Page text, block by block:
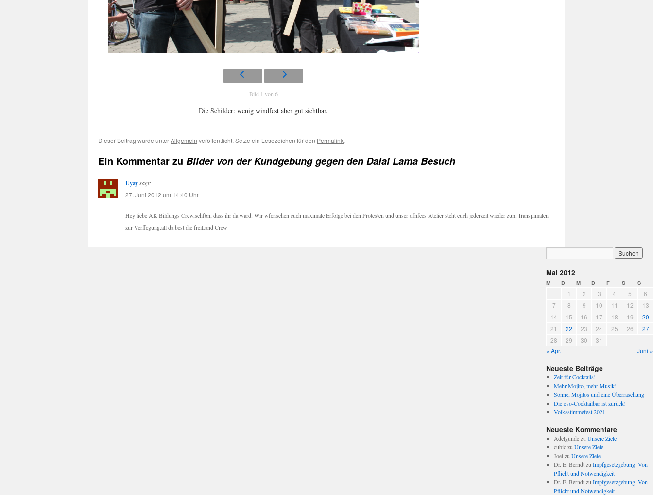
Bild 1 von 6
Die Schilder: wenig windfest aber gut sichtbar.
Dieser Beitrag wurde unterAllgemein veröffentlicht. Setze ein Lesezeichen für den Permalink.
Ein Kommentar zu Bilder von der Kundgebung gegen den Dalai Lama Besuch
Uyaysagt:
27. Juni 2012 um 14:40 Uhr
Hey liebe AK Bildungs Crew,schf6n, dass ihr da ward. Wir wfcnschen euch maximale Erfolge bei den Protesten und unser ofnfees Atelier steht euch jederzeit wieder zum Transpimalen
zur Verffcgung.all da best die freiLand Crew
Mai 2012
M D M D F S S
1 2 3 4 5
6
7
8 9 10 11 12
13
14
15 16 17 18 19
20
21
22 23 24 25 26
27
28
29 30
31
« Apr.
Juni »
Neueste Beiträge
Zeit für Cocktails!
Mehr Mojito, mehr Musik!
Sonne, Mojitos und eine Überraschung
Die evo-Cocktailbar ist zurück!
Volksstimmefest 2021
Neueste Kommentare
Adelgundezu Unsere Ziele
cubiczu Unsere Ziele
Joelzu Unsere Ziele
Dr. E. Berndtzu Impfgesetzgebung: Von
Pflicht und Notwendigkeit
Dr. E. Berndtzu Impfgesetzgebung: Von
Pflicht und Notwendigkeit